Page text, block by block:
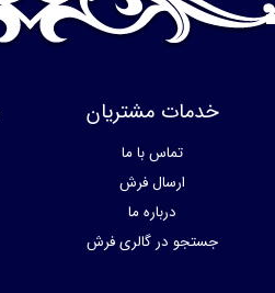
خدمات مشتریان
تماس با ما
ارسال فرش
درباره ما
جستجو در گالری فرش